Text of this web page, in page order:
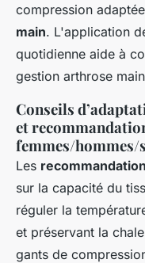
compression
main. L'application
quotidienne aide à
gestion arthrose
Conseils
et
femmes/hommes/
Les
sur la capacité du
réguler la
et préservant la
gants de